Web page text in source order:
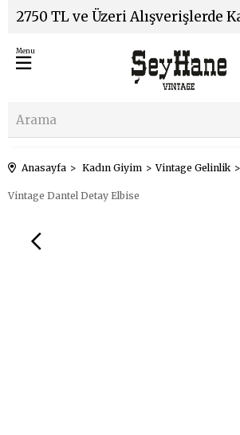
2750 TL ve Üzeri Alışverişlerde
Menu
Anasayfa Kadın Giyim Vintage Gelinlik
Vintage Dantel Detay Elbise